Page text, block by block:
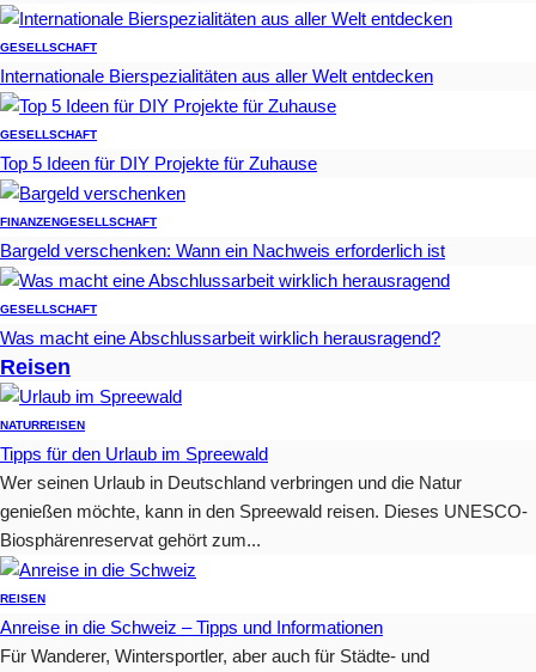
GESELLSCHAFT
Internationale Bierspezialitäten aus aller Welt entdecken
GESELLSCHAFT
Top 5 Ideen für DIY Projekte für Zuhause
FINANZENGESELLSCHAFT
Bargeld verschenken: Wann ein Nachweis erforderlich ist
GESELLSCHAFT
Was macht eine Abschlussarbeit wirklich herausragend?
Reisen
NATURREISEN
Tipps für den Urlaub im Spreewald
Wer seinen Urlaub in Deutschland verbringen und die Natur
genießen möchte, kann in den Spreewald reisen. Dieses UNESCO-
Biosphärenreservat gehört zum...
REISEN
Anreise in die Schweiz – Tipps und Informationen
Für Wanderer, Wintersportler, aber auch für Städte- und